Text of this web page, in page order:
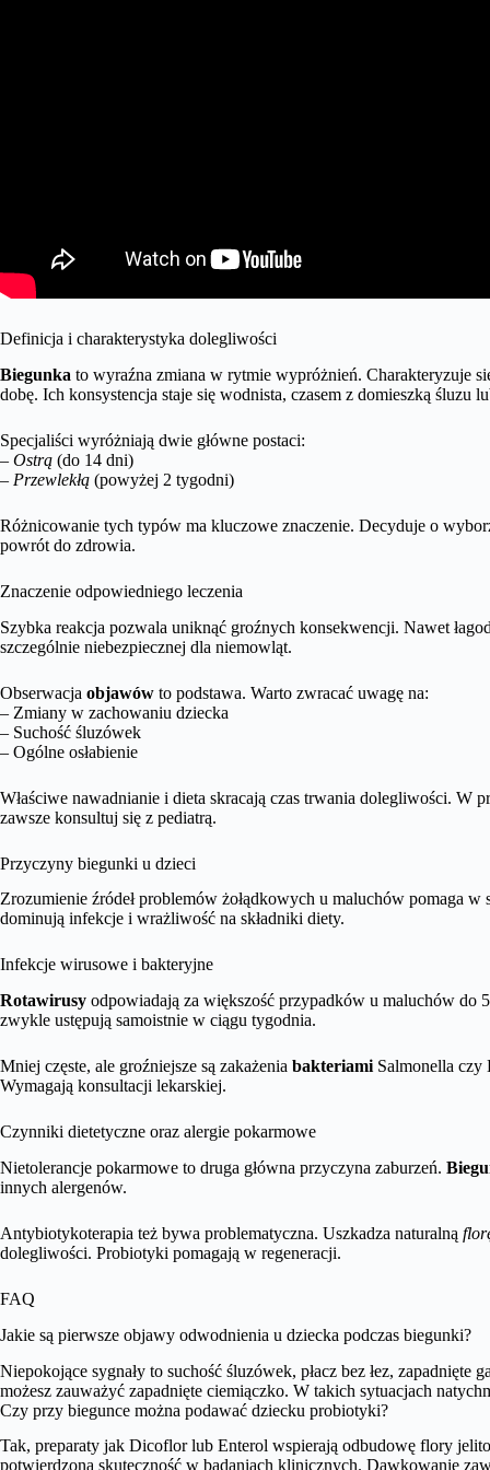
Definicja i charakterystyka dolegliwości
Biegunka to wyraźna zmiana w rytmie wypróżnień. Charakteryzuje
dobę. Ich konsystencja staje się wodnista, czasem z domieszką śluzu
Specjaliści wyróżniają dwie główne postaci:
– Ostrą (do 14 dni)
– Przewlekłą (powyżej 2 tygodni)
Różnicowanie tych typów ma kluczowe znaczenie. Decyduje o
powrót do zdrowia.
Znaczenie odpowiedniego leczenia
Szybka reakcja pozwala uniknąć groźnych konsekwencji. Nawet
szczególnie niebezpiecznej dla niemowląt.
Obserwacja objawów to podstawa. Warto zwracać uwagę na:
– Zmiany w zachowaniu dziecka
– Suchość śluzówek
– Ogólne osłabienie
Właściwe nawadnianie i dieta skracają czas trwania dolegliwości.
zawsze konsultuj się z pediatrą.
Przyczyny biegunki u dzieci
Zrozumienie źródeł problemów żołądkowych u maluchów pomaga
dominują infekcje i wrażliwość na składniki diety.
Infekcje wirusowe i bakteryjne
Rotawirusy odpowiadają za większość przypadków u maluchów do
zwykle ustępują samoistnie w ciągu tygodnia.
Mniej częste, ale groźniejsze są zakażenia bakteriami Salmonella czy
Wymagają konsultacji lekarskiej.
Czynniki dietetyczne oraz alergie pokarmowe
Nietolerancje pokarmowe to druga główna przyczyna zaburzeń.
innych alergenów.
Antybiotykoterapia też bywa problematyczna. Uszkadza naturalną
dolegliwości. Probiotyki pomagają w regeneracji.
FAQ
Jakie są pierwsze objawy odwodnienia u dziecka podczas biegunki?
Niepokojące sygnały to suchość śluzówek, płacz bez łez,
możesz zauważyć zapadnięte ciemiączko. W takich sytuacjach
Czy przy biegunce można podawać dziecku probiotyki?
Tak, preparaty jak Dicoflor lub Enterol wspierają odbudowę flory
potwierdzoną skuteczność w badaniach klinicznych. Dawkowanie